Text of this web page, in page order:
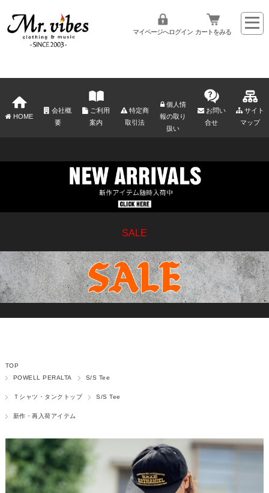
マイページへログイン カートをみる
HOME
会社概
要
ご利用
案内
特定商
取引法
個人情
報の取り
扱い
お問い
合せ
サイト
マップ
SALE
TOP
POWELL PERALTA
S/S Tee
Ｔシャツ・タンクトップ S/S Tee
新作・再入荷アイテム